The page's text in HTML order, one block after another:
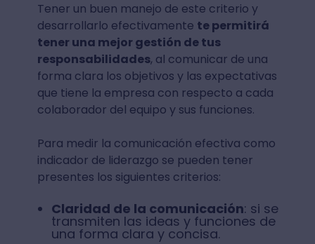
Tener un buen manejo de este criterio y
desarrollarlo efectivamente te permitirá
tener una mejor gestión de tus
responsabilidades, al comunicar de una
forma clara los objetivos y las expectativas
que tiene la empresa con respecto a cada
colaborador del equipo y sus funciones.
Para medir la comunicación efectiva como
indicador de liderazgo se pueden tener
presentes los siguientes criterios:
Claridad de la comunicación: si se
transmiten las ideas y funciones de
una forma clara y concisa.